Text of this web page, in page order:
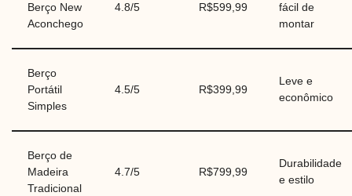
Berço New
Aconchego
4.8/5 R$599,99
fácil de
montar
Berço
Portátil
Simples
4.5/5 R$399,99
Leve e
econômico
Berço de
Madeira
Tradicional
4.7/5 R$799,99
Durabilidade
e estilo